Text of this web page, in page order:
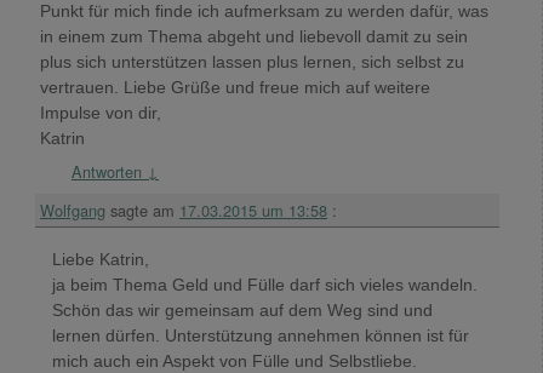
Punkt für mich finde ich aufmerksam zu werden dafür, was
in einem zum Thema abgeht und liebevoll damit zu sein
plus sich unterstützen lassen plus lernen, sich selbst zu
vertrauen. Liebe Grüße und freue mich auf weitere
Impulse von dir,
Katrin
Antworten ↓
Wolfgang sagte am 17.03.2015 um 13:58 :
Liebe Katrin,
ja beim Thema Geld und Fülle darf sich vieles wandeln.
Schön das wir gemeinsam auf dem Weg sind und
lernen dürfen. Unterstützung annehmen können ist für
mich auch ein Aspekt von Fülle und Selbstliebe.